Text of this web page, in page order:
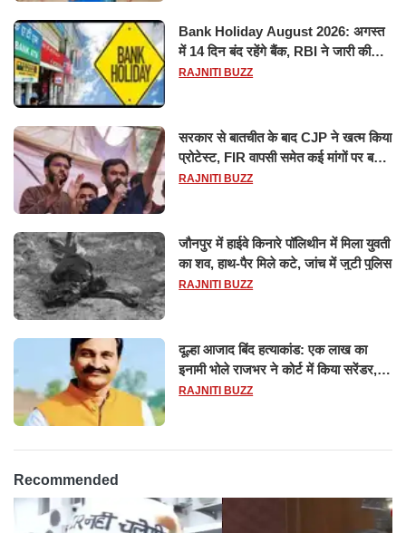
Bank Holiday August 2026: अगस्त
में 14 दिन बंद रहेंगे बैंक, RBI ने जारी की
छुट्टियों की लिस्ट​​​​​​​
RAJNITI BUZZ
सरकार से बातचीत के बाद CJP ने खत्म किया
प्रोटेस्ट, FIR वापसी समेत कई मांगों पर बनी
सहमति
RAJNITI BUZZ
जौनपुर में हाईवे किनारे पॉलिथीन में मिला युवती
का शव, हाथ-पैर मिले कटे, जांच में जुटी पुलिस
RAJNITI BUZZ
दूल्हा आजाद बिंद हत्याकांड: एक लाख का
इनामी भोले राजभर ने कोर्ट में किया सरेंडर,
14 दिन के लिए भेजा गया जेल
RAJNITI BUZZ
Recommended